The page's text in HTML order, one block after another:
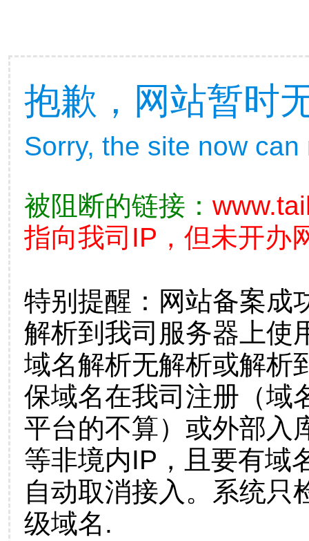
抱歉，网站暂时
Sorry, the site now
被阻断的链接：
指向我司IP，但未开办
特别提醒：网站备案成
解析到我司服务器上使
域名解析无解析或解析
保域名在我司注册（域
平台的不算）或外部入
等非境内IP，且要有域
自动取消接入。系统只
级域名.